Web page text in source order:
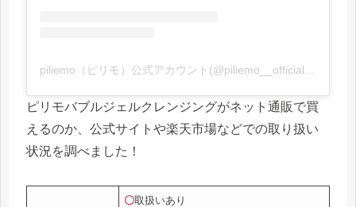
ピリモバブルジェルクレンジングがネット通販で買
えるのか、公式サイトや楽天市場などでの取り扱い
状況を調べました！
〇取扱いあり